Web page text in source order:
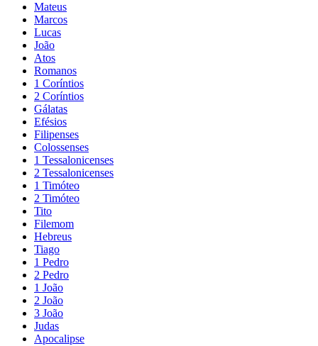
Mateus
Marcos
Lucas
João
Atos
Romanos
1 Coríntios
2 Coríntios
Gálatas
Efésios
Filipenses
Colossenses
1 Tessalonicenses
2 Tessalonicenses
1 Timóteo
2 Timóteo
Tito
Filemom
Hebreus
Tiago
1 Pedro
2 Pedro
1 João
2 João
3 João
Judas
Apocalipse